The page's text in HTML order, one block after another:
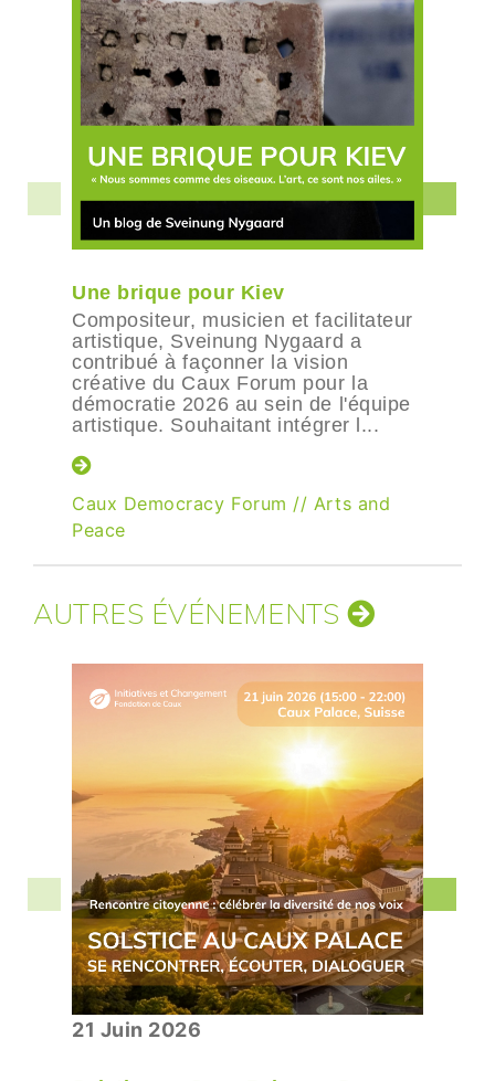
Une brique pour Kiev
Compositeur, musicien et facilitateur
artistique, Sveinung Nygaard a
contribué à façonner la vision
créative du Caux Forum pour la
démocratie 2026 au sein de l'équipe
artistique. Souhaitant intégrer l...
Caux Democracy Forum // Arts and
Peace
AUTRES ÉVÉNEMENTS
21 Juin 2026